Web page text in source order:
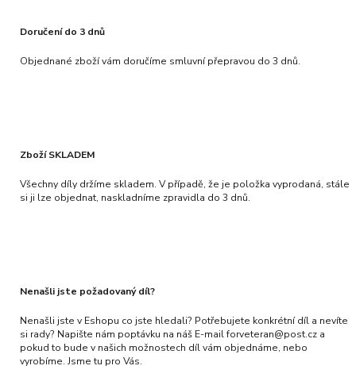
Doručení do 3 dnů
Objednané zboží vám doručíme smluvní přepravou do 3 dnů.
Zboží SKLADEM
Všechny díly držíme skladem. V případě, že je položka vyprodaná, stále
si ji lze objednat, naskladníme zpravidla do 3 dnů.
Nenašli jste požadovaný díl?
Nenašli jste v Eshopu co jste hledali? Potřebujete konkrétní díl a nevíte
si rady? Napište nám poptávku na náš E-mail forveteran@post.cz a
pokud to bude v našich možnostech díl vám objednáme, nebo
vyrobíme. Jsme tu pro Vás.